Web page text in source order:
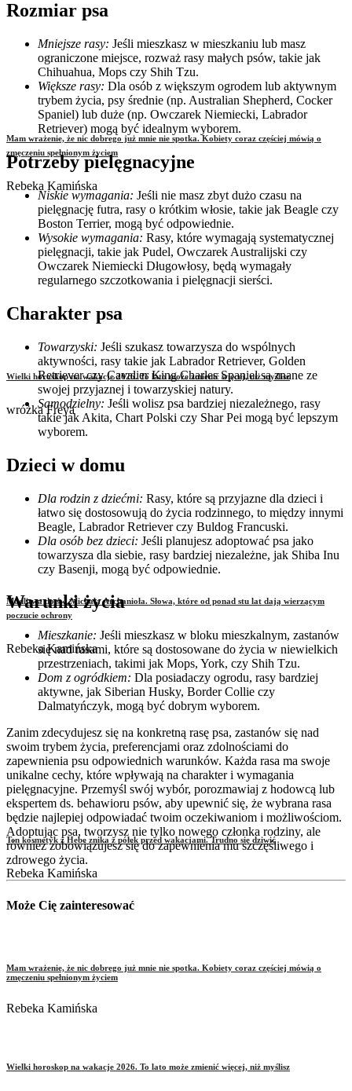
Mam wrażenie, że nic dobrego już mnie nie spotka. Kobiety coraz częściej mówią o
zmęczeniu spełnionym życiem
Rebeka Kamińska
Wielki horoskop na wakacje 2026. To lato może zmienić więcej, niż myślisz
wróżka Freya
Modlitwa do św. Michała Archanioła. Słowa, które od ponad stu lat dają wierzącym
poczucie ochrony
Rebeka Kamińska
Ten kosmetyk z Hebe znika z półek przed wakacjami. Trudno się dziwić
Rebeka Kamińska
Rozmiar psa
Mniejsze rasy: Jeśli mieszkasz w mieszkaniu lub masz
ograniczone miejsce, rozważ rasy małych psów, takie jak
Chihuahua, Mops czy Shih Tzu.
Większe rasy: Dla osób z większym ogrodem lub aktywnym
trybem życia, psy średnie (np. Australian Shepherd, Cocker
Spaniel) lub duże (np. Owczarek Niemiecki, Labrador
Retriever) mogą być idealnym wyborem.
Potrzeby pielęgnacyjne
Niskie wymagania: Jeśli nie masz zbyt dużo czasu na
pielęgnację futra, rasy o krótkim włosie, takie jak Beagle czy
Boston Terrier, mogą być odpowiednie.
Wysokie wymagania: Rasy, które wymagają systematycznej
pielęgnacji, takie jak Pudel, Owczarek Australijski czy
Owczarek Niemiecki Długowłosy, będą wymagały
regularnego szczotkowania i pielęgnacji sierści.
Charakter psa
Towarzyski: Jeśli szukasz towarzysza do wspólnych
aktywności, rasy takie jak Labrador Retriever, Golden
Retriever czy Cavalier King Charles Spaniel są znane ze
swojej przyjaznej i towarzyskiej natury.
Samodzielny: Jeśli wolisz psa bardziej niezależnego, rasy
takie jak Akita, Chart Polski czy Shar Pei mogą być lepszym
wyborem.
Dzieci w domu
Dla rodzin z dziećmi: Rasy, które są przyjazne dla dzieci i
łatwo się dostosowują do życia rodzinnego, to między innymi
Beagle, Labrador Retriever czy Buldog Francuski.
Dla osób bez dzieci: Jeśli planujesz adoptować psa jako
towarzysza dla siebie, rasy bardziej niezależne, jak Shiba Inu
czy Basenji, mogą być odpowiednie.
Warunki życia
Mieszkanie: Jeśli mieszkasz w bloku mieszkalnym, zastanów
się nad rasami, które są dostosowane do życia w niewielkich
przestrzeniach, takimi jak Mops, York, czy Shih Tzu.
Dom z ogródkiem: Dla posiadaczy ogrodu, rasy bardziej
aktywne, jak Siberian Husky, Border Collie czy
Dalmatyńczyk, mogą być dobrym wyborem.
Zanim zdecydujesz się na konkretną rasę psa, zastanów się nad
swoim trybem życia, preferencjami oraz zdolnościami do
zapewnienia psu odpowiednich warunków. Każda rasa ma swoje
unikalne cechy, które wpływają na charakter i wymagania
pielęgnacyjne. Przemyśl swój wybór, porozmawiaj z hodowcą lub
ekspertem ds. behawioru psów, aby upewnić się, że wybrana rasa
będzie najlepiej odpowiadać twoim oczekiwaniom i możliwościom.
Adoptując psa, tworzysz nie tylko nowego członka rodziny, ale
również zobowiązujesz się do zapewnienia mu szczęśliwego i
zdrowego życia.
Może Cię zainteresować
Mam wrażenie, że nic dobrego już mnie nie spotka. Kobiety coraz częściej mówią o
zmęczeniu spełnionym życiem
Rebeka Kamińska
Wielki horoskop na wakacje 2026. To lato może zmienić więcej, niż myślisz